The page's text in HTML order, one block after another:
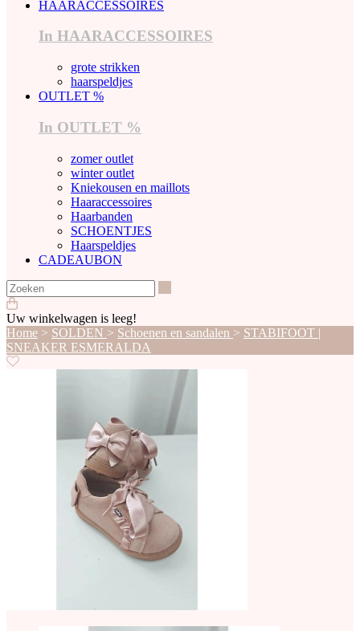
HAARACCESSOIRES
In HAARACCESSOIRES
grote strikken
haarspeldjes
OUTLET %
In OUTLET %
zomer outlet
winter outlet
Kniekousen en maillots
Haaraccessoires
Haarbanden
SCHOENTJES
Haarspeldjes
CADEAUBON
Uw winkelwagen is leeg!
Home > SOLDEN > Schoenen en sandalen > STABIFOOT |
SNEAKER ESMERALDA